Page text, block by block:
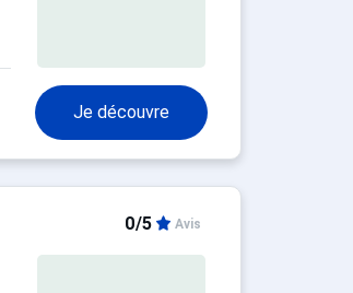
Je découvre
0/5 Avis